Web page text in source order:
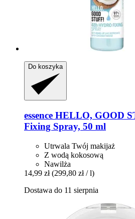
Do koszyka
essence HELLO, GOOD
Fixing Spray, 50 ml
Utrwala Twój makijaż
Z wodą kokosową
Nawilża
14,99 zł (299,80 zł / l)
Dostawa do 11 sierpnia